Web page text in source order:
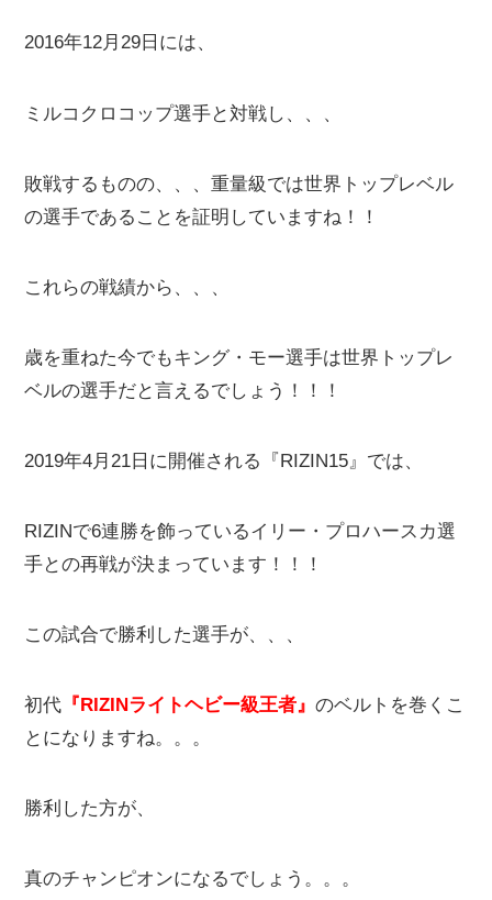
2016年12月29日には、
ミルコクロコップ選手と対戦し、、、
敗戦するものの、、、重量級では世界トップレベル
の選手であることを証明していますね！！
これらの戦績から、、、
歳を重ねた今でもキング・モー選手は世界トップレ
ベルの選手だと言えるでしょう！！！
2019年4月21日に開催される『RIZIN15』では、
RIZINで6連勝を飾っているイリー・プロハースカ選
手との再戦が決まっています！！！
この試合で勝利した選手が、、、
初代 『RIZINライトヘビー級王者』のベルトを巻くこ
とになりますね。。。
勝利した方が、
真のチャンピオンになるでしょう。。。